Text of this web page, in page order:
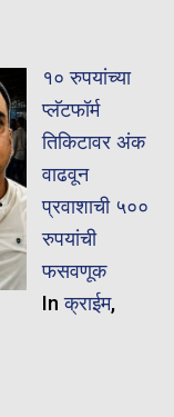
१० रुपयांच्या
प्लॅटफॉर्म
तिकिटावर अंक
वाढवून
प्रवाशाची ५००
रुपयांची
फसवणूक
Inक्राईम,